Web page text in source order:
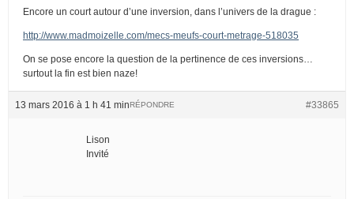
Encore un court autour d’une inversion, dans l’univers de la drague :
http://www.madmoizelle.com/mecs-meufs-court-metrage-518035
On se pose encore la question de la pertinence de ces inversions…
surtout la fin est bien naze!
13 mars 2016 à 1 h 41 min #33865
RÉPONDRE
Lison
Invité